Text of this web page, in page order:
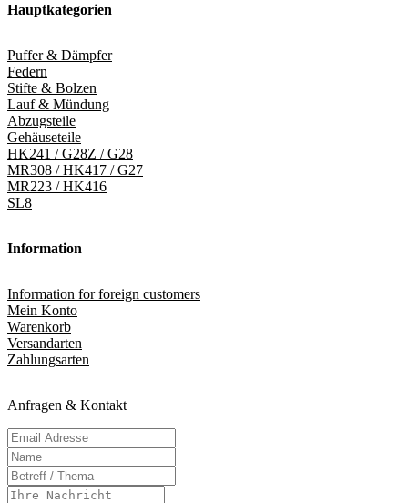
Hauptkategorien
Puffer & Dämpfer
Federn
Stifte & Bolzen
Lauf & Mündung
Abzugsteile
Gehäuseteile
HK241 / G28Z / G28
MR308 / HK417 / G27
MR223 / HK416
SL8
Information
Information for foreign customers
Mein Konto
Warenkorb
Versandarten
Zahlungsarten
Anfragen & Kontakt